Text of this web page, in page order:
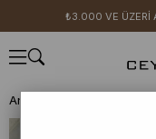
₺3.000 VE ÜZERİ
Anasayfa